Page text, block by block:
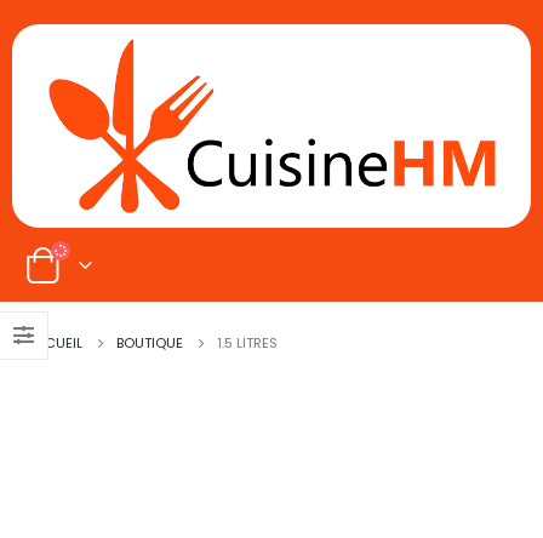
ACCUEIL BOUTIQUE ‎1.5 LITRES